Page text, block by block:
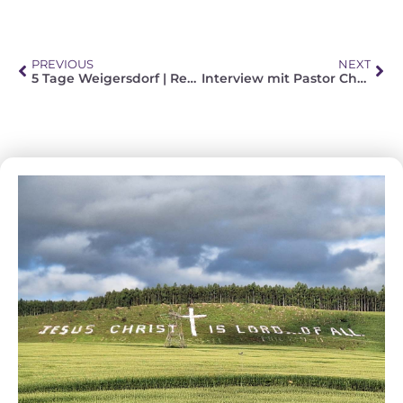
PREVIOUS
5 Tage Weigersdorf | Rechenschaft geben über Hoffnung
NEXT
Interview mit Pastor Christian Tiedemann